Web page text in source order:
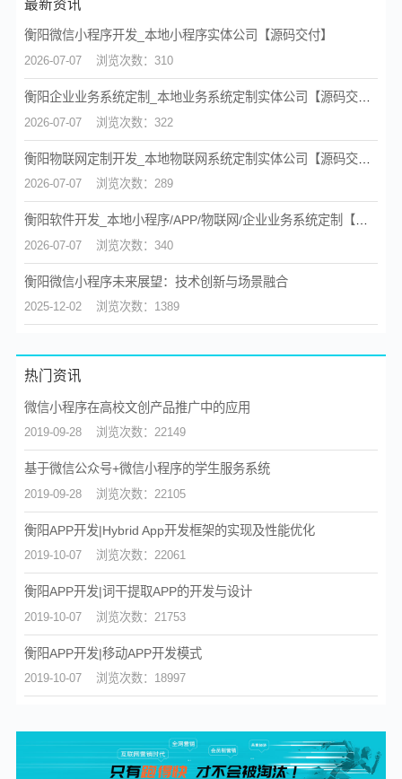
最新资讯
衡阳微信小程序开发_本地小程序实体公司【源码交付】
2026-07-07 浏览次数：310
衡阳企业业务系统定制_本地业务系统定制实体公司【源码交付】
2026-07-07 浏览次数：322
衡阳物联网定制开发_本地物联网系统定制实体公司【源码交付】
2026-07-07 浏览次数：289
2026-07-07 浏览次数：340
衡阳微信小程序未来展望：技术创新与场景融合
2025-12-02 浏览次数：1389
热门资讯
微信小程序在高校文创产品推广中的应用
2019-09-28 浏览次数：22149
基于微信公众号+微信小程序的学生服务系统
2019-09-28 浏览次数：22105
衡阳APP开发|Hybrid App开发框架的实现及性能优化
2019-10-07 浏览次数：22061
衡阳APP开发|词干提取APP的开发与设计
2019-10-07 浏览次数：21753
衡阳APP开发|移动APP开发模式
2019-10-07 浏览次数：18997